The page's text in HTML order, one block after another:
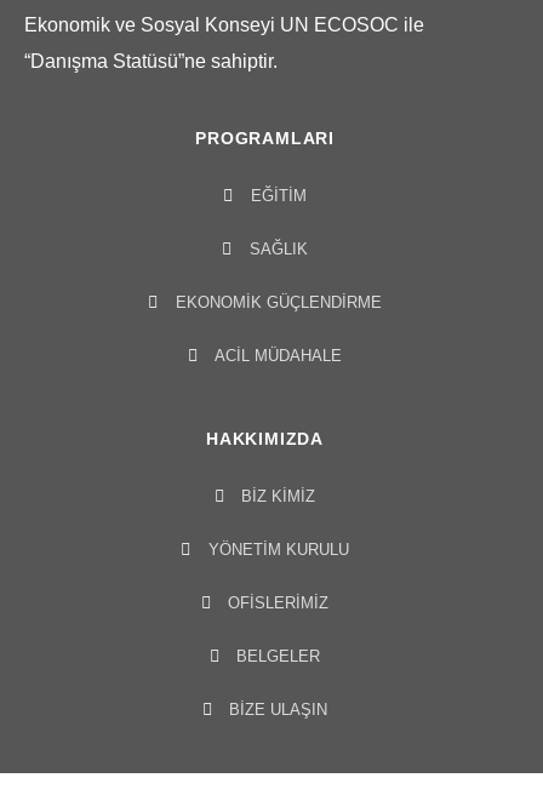
Ekonomik ve Sosyal Konseyi UN ECOSOC ile
“Danışma Statüsü”ne sahiptir.
PROGRAMLARI
EĞITIM
SAĞLIK
EKONOMIK GÜÇLENDIRME
ACIL MÜDAHALE
HAKKIMIZDA
BIZ KIMIZ
YÖNETIM KURULU​
OFISLERIMIZ
BELGELER
BİZE ULAŞIN